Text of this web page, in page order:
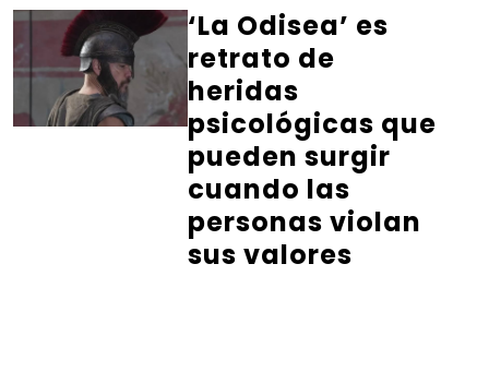
‘La Odisea’ es
retrato de
heridas
psicológicas que
pueden surgir
cuando las
personas violan
sus valores